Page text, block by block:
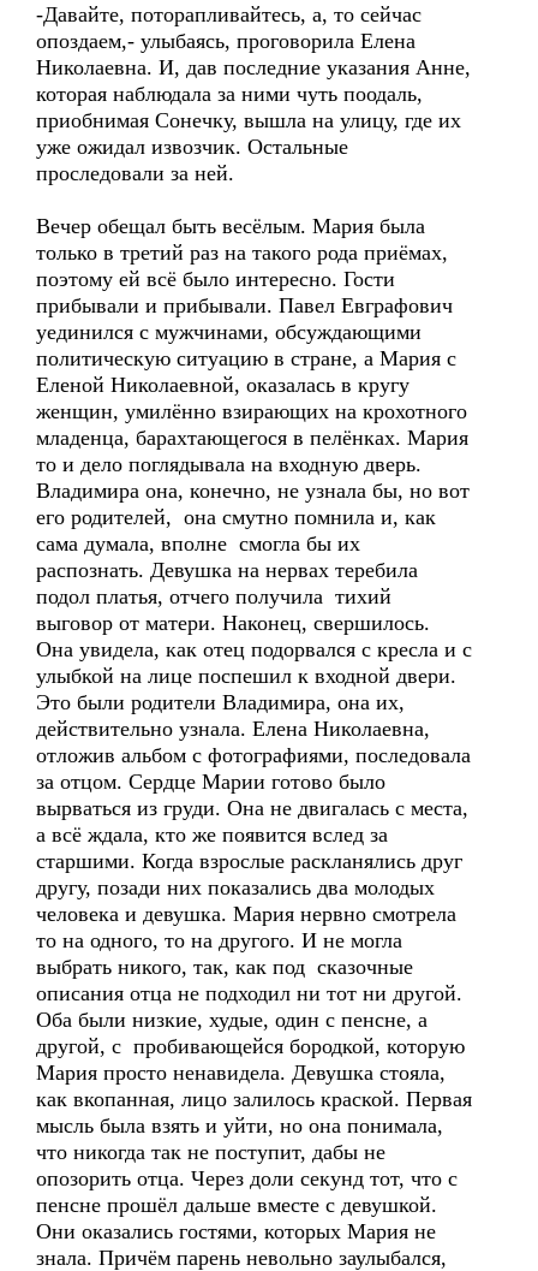
-Давайте, поторапливайтесь, а, то сейчас
опоздаем,- улыбаясь, проговорила Елена
Николаевна. И, дав последние указания Анне,
которая наблюдала за ними чуть поодаль,
приобнимая Сонечку, вышла на улицу, где их
уже ожидал извозчик. Остальные
проследовали за ней.
Вечер обещал быть весёлым. Мария была
только в третий раз на такого рода приёмах,
поэтому ей всё было интересно. Гости
прибывали и прибывали. Павел Евграфович
уединился с мужчинами, обсуждающими
политическую ситуацию в стране, а Мария с
Еленой Николаевной, оказалась в кругу
женщин, умилённо взирающих на крохотного
младенца, барахтающегося в пелёнках. Мария
то и дело поглядывала на входную дверь.
Владимира она, конечно, не узнала бы, но вот
его родителей, она смутно помнила и, как
сама думала, вполне смогла бы их
распознать. Девушка на нервах теребила
подол платья, отчего получила тихий
выговор от матери. Наконец, свершилось.
Она увидела, как отец подорвался с кресла и с
улыбкой на лице поспешил к входной двери.
Это были родители Владимира, она их,
действительно узнала. Елена Николаевна,
отложив альбом с фотографиями, последовала
за отцом. Сердце Марии готово было
вырваться из груди. Она не двигалась с места,
а всё ждала, кто же появится вслед за
старшими. Когда взрослые раскланялись друг
другу, позади них показались два молодых
человека и девушка. Мария нервно смотрела
то на одного, то на другого. И не могла
выбрать никого, так, как под сказочные
описания отца не подходил ни тот ни другой.
Оба были низкие, худые, один с пенсне, а
другой, с пробивающейся бородкой, которую
Мария просто ненавидела. Девушка стояла,
как вкопанная, лицо залилось краской. Первая
мысль была взять и уйти, но она понимала,
что никогда так не поступит, дабы не
опозорить отца. Через доли секунд тот, что с
пенсне прошёл дальше вместе с девушкой.
Они оказались гостями, которых Мария не
знала. Причём парень невольно заулыбался,